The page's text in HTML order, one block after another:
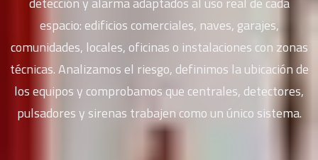
espacio: edificios comerciales, naves, garajes,
comunidades, locales, oficinas o instalaciones con zonas
técnicas. Analizamos el riesgo, definimos la ubicación de
los equipos y comprobamos que centrales, detectores,
pulsadores y sirenas trabajen como un único sistema.